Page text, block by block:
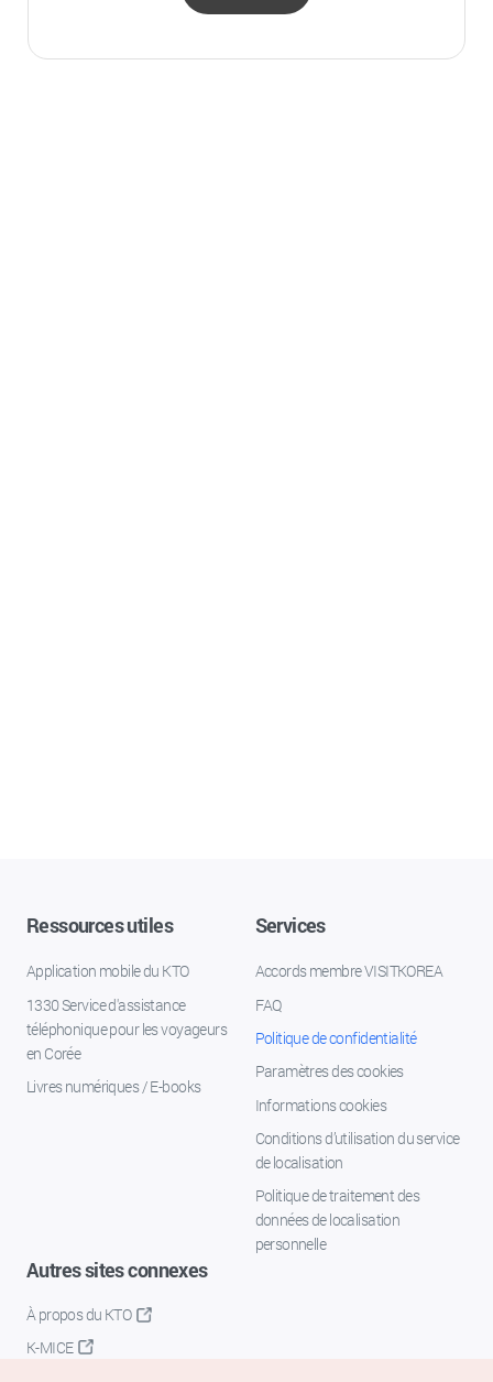
Ressources utiles
Application mobile du KTO
1330 Service d'assistance
téléphonique pour les voyageurs
en Corée
Livres numériques / E-books
Services
Accords membre VISITKOREA
FAQ
Politique de confidentialité
Paramètres des cookies
Informations cookies
Conditions d’utilisation du service
de localisation
Politique de traitement des
données de localisation
personnelle
Autres sites connexes
À propos du KTO
K-MICE